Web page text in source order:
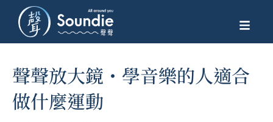
聲聲放大鏡・學音樂的人適合
做什麼運動